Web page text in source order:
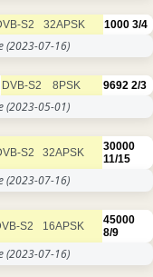
S2 32APSK 1000 3/4
(2023-07-16)
DVB-S2 8PSK 9692 2/3
(2023-05-01)
S2 32APSK
30000
11/15
(2023-07-16)
S2 16APSK
45000
8/9
(2023-07-16)